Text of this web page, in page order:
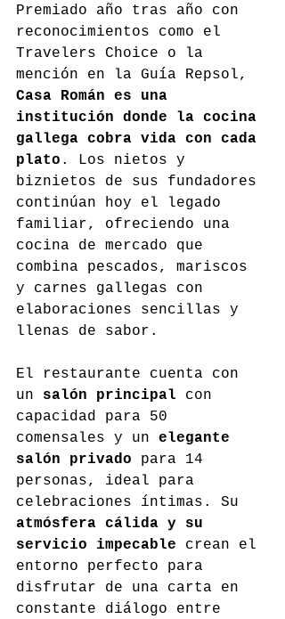
Premiado año tras año con
reconocimientos como el
Travelers Choice o la
mención en la Guía Repsol,
Casa Román es una
institución donde la cocina
gallega cobra vida con cada
plato . Los nietos y
biznietos de sus fundadores
continúan hoy el legado
familiar, ofreciendo una
cocina de mercado que
combina pescados, mariscos
y carnes gallegas con
elaboraciones sencillas y
llenas de sabor.
El restaurante cuenta con
un salón principal con
capacidad para 50
comensales y un elegante
salón privado para 14
personas, ideal para
celebraciones íntimas. Su
atmósfera cálida y su
servicio impecable crean el
entorno perfecto para
disfrutar de una carta en
constante diálogo entre